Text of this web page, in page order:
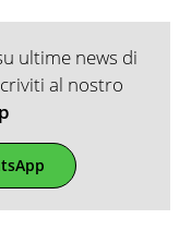
ultime news di
al nostro